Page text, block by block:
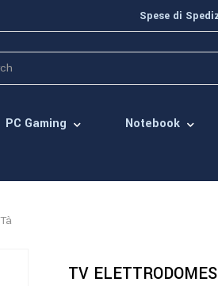
Spese di
PC Gaming Notebook
TV